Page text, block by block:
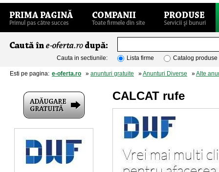
Cauta in sectiunile: Lista firme Catalog produse
Esti pe pagina: e-oferta.ro » anunturi gratuite »Anunturi Diverse »Alte
CALCAT rufe